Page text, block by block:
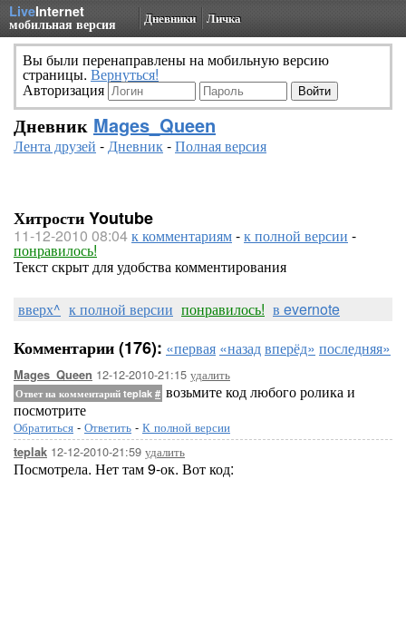
LiveInternet
мобильная версия Дневники Личка
Вы были перенаправлены на мобильную версию
страницы. Вернуться!
Авторизация
Дневник Mages_Queen
Лента друзей -Дневник-Полная версия
Хитрости Youtube
11-12-2010 08:04к комментариям-к полной версии -
понравилось!
Текст скрыт для удобства комментирования
вверх^ к полной версии понравилось! в evernote
Комментарии (176): «первая «назадвперёд» последняя»
Mages_Queen 12-12-2010-21:15 удалить
Ответ на комментарий teplak # возьмите код любого ролика и
посмотрите
Обратиться - Ответить - К полной версии
teplak 12-12-2010-21:59 удалить
Посмотрела. Нет там 9-ок. Вот код: